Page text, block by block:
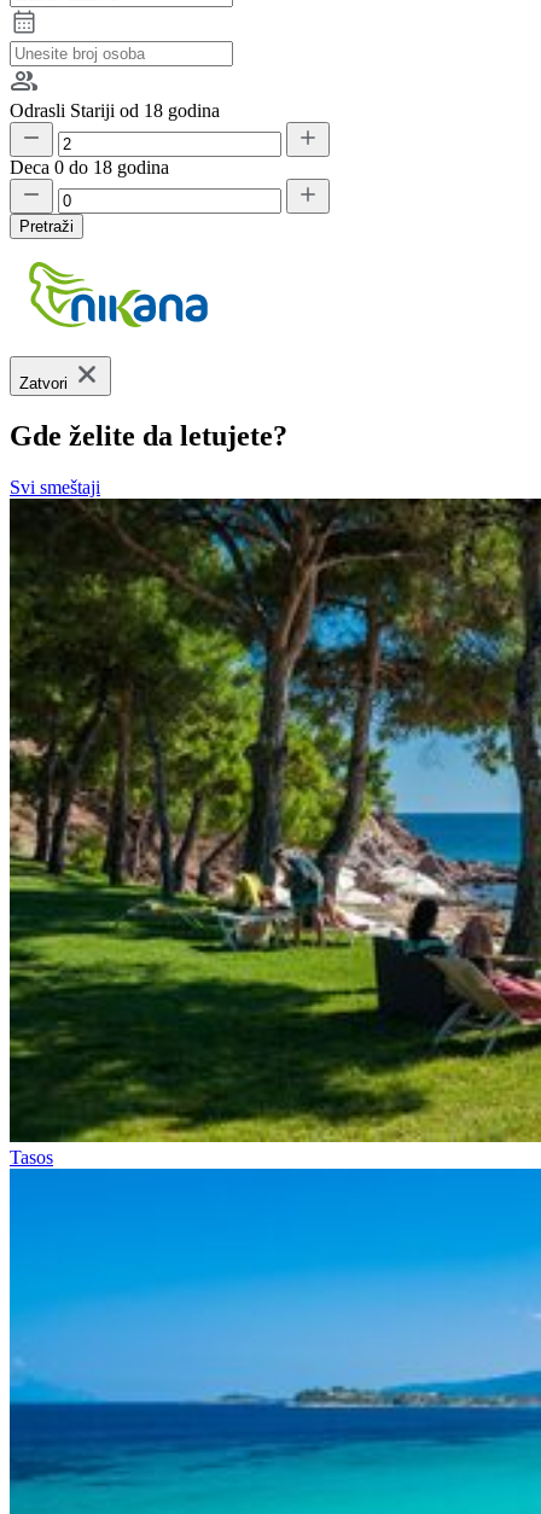
Odrasli Stariji od 18 godina
Deca 0 do 18 godina
Pretraži
Zatvori
Gde želite da letujete?
Svi smeštaji
Tasos